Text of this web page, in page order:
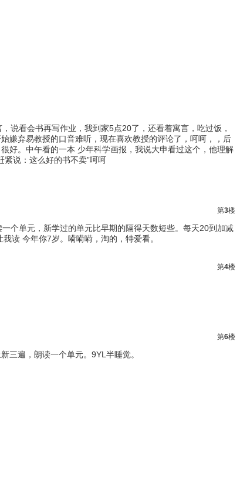
说看会书再写作业，我到家5点20了，还看着寓言，吃过饭，
嫌弃易教授的口音难听，现在喜欢教授的评论了，呵呵，，后
好。中午看的一本 少年科学画报，我说大申看过这个，他理解
说：这么好的书不卖”呵呵
第3楼
个单元，新学过的单元比早期的隔得天数短些。每天20到加减
读 今年你7岁。嗬嗬嗬，淘的，特爱看。
第4楼
第6楼
三遍，朗读一个单元。9YL半睡觉。